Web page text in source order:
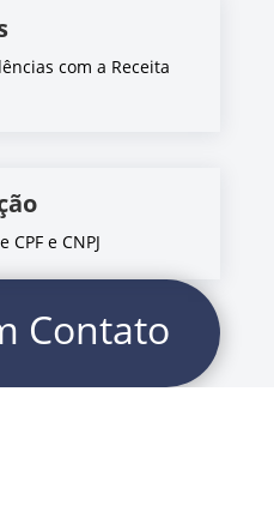
com a Receita
e CNPJ
Contato